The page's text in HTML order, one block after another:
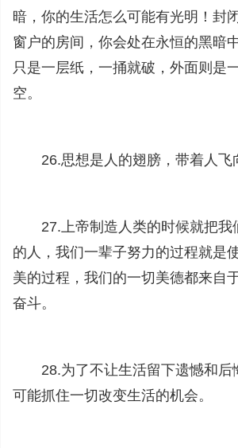
暗，你的生活怎么可能有光明！封
窗户的房间，你会处在永恒的黑暗
只是一层纸，一捅就破，外面则是
空。
26.思想是人的翅膀，带着人飞
27.上帝制造人类的时候就把我
的人，我们一辈子努力的过程就是
美的过程，我们的一切美德都来自
奋斗。
28.为了不让生活留下遗憾和后
可能抓住一切改变生活的机会。